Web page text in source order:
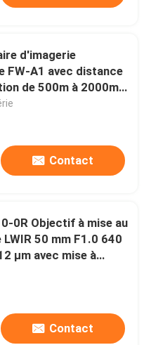
d'imagerie
FW-A1 avec distance
de 500m à 2000m,
de 4 à 8
Contact
0R Objectif à mise au
50 mm F1.0 640
μm avec mise à
vers le
Contact